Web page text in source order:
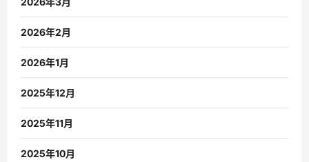
2026年2月
2026年1月
2025年12月
2025年11月
2025年10月